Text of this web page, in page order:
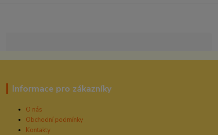
Informace pro zákazníky
O nás
Obchodní podmínky
Kontakty